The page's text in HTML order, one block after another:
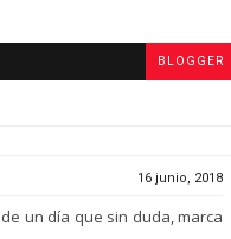
BLOGGER
16 junio, 2018
un día que sin duda, marca